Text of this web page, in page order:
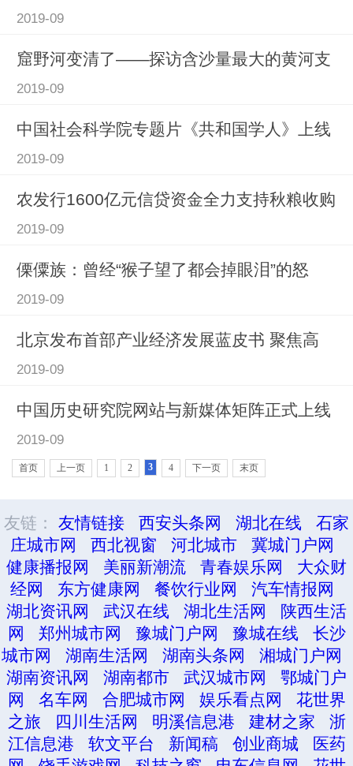
2019-09
窟野河变清了——探访含沙量最大的黄河支
2019-09
中国社会科学院专题片《共和国学人》上线
2019-09
农发行1600亿元信贷资金全力支持秋粮收购
2019-09
傈僳族：曾经“猴子望了都会掉眼泪”的怒
2019-09
北京发布首部产业经济发展蓝皮书 聚焦高
2019-09
中国历史研究院网站与新媒体矩阵正式上线
2019-09
首页 上一页 1 2 3 4 下一页 末页
友链： 友情链接 西安头条网 湖北在线
石家
庄城市网
西北视窗 河北城市
冀城门户网
健康播报网
美丽新潮流 青春娱乐网
大众财
经网
东方健康网 餐饮行业网
汽车情报网
湖北资讯网
武汉在线 湖北生活网
陕西生活
网
郑州城市网 豫城门户网 豫城在线
长沙
城市网
湖南生活网 湖南头条网
湘城门户网
湖南资讯网
湖南都市 武汉城市网
鄂城门户
网
名车网 合肥城市网 娱乐看点网
花世界
之旅
四川生活网 明溪信息港 建材之家
浙
江信息港
软文平台 新闻稿 创业商城
医药